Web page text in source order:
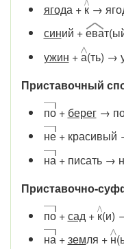
ягода +к→
синий +ева
ужин +а(ть) →
Приставочный
по+ берег→
не+ красивый
на+ писать →
Приставочно-
по+сад +к(и)
на+земля +н